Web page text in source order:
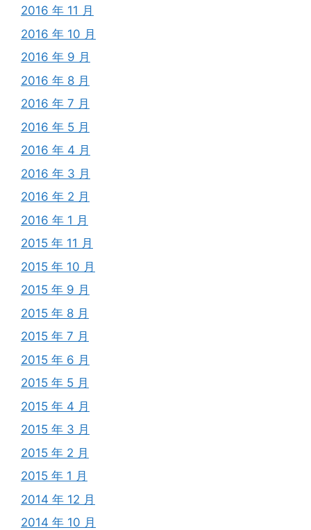
2016 年 11 月
2016 年 10 月
2016 年 9 月
2016 年 8 月
2016 年 7 月
2016 年 5 月
2016 年 4 月
2016 年 3 月
2016 年 2 月
2016 年 1 月
2015 年 11 月
2015 年 10 月
2015 年 9 月
2015 年 8 月
2015 年 7 月
2015 年 6 月
2015 年 5 月
2015 年 4 月
2015 年 3 月
2015 年 2 月
2015 年 1 月
2014 年 12 月
2014 年 10 月